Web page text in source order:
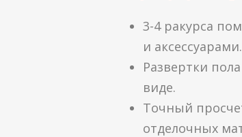
3-4 ракурса
и аксессуарами.
Развертки
виде.
Точный
отделочных